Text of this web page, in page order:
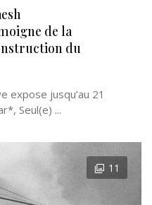
de la
du
expose jusqu’au 21
Seul(e) ...
11